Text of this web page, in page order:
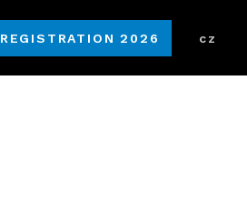
REGISTRATION 2026 cz